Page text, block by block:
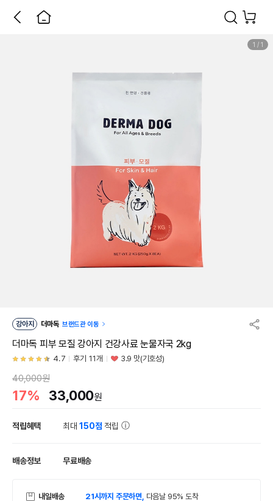
1 / 1
강아지 더마독 브랜드관 이동
더마독 피부 모질 강아지 건강사료 눈물자국 2kg
4.7 후기 11개 3.9 맛(기호성)
40,000원
17% 33,000원
적립혜택 최대150점 적립
배송정보 무료배송
내일배송 21시까지 주문하면, 다음날 95% 도착